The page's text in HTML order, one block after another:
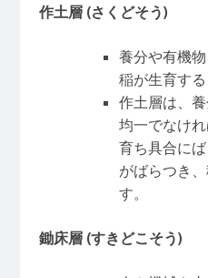
作土層(さくどそう)
養分や有機物
稲が生育する
作土層は、
均一でなけ
育ち具合に
がばらつき
す。
鋤床層(すきどこそう)